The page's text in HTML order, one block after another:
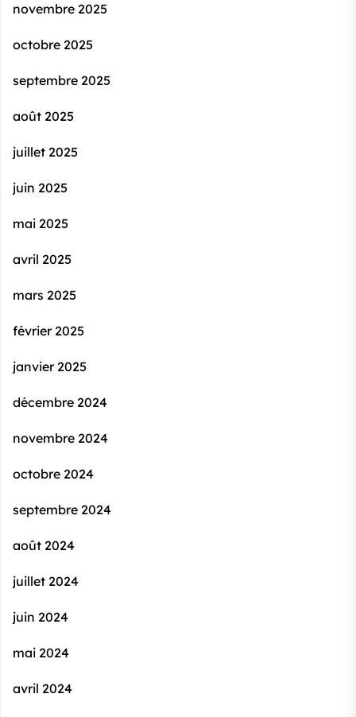
novembre 2025
octobre 2025
septembre 2025
août 2025
juillet 2025
juin 2025
mai 2025
avril 2025
mars 2025
février 2025
janvier 2025
décembre 2024
novembre 2024
octobre 2024
septembre 2024
août 2024
juillet 2024
juin 2024
mai 2024
avril 2024